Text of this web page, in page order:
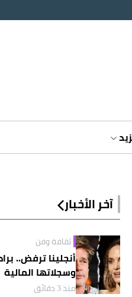
آخر الأخبار
ثقافة وفن
أنجلينا ترفض..
وسجلاتها المالية
منذ 3 دقائق